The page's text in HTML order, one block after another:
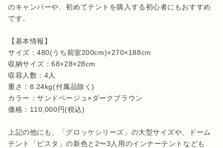
のキャンパーや、初めてテントを購入する初心者にもおすすめ
です。
【基本情報】
サイズ：480(うち前室200cm)×270×188cm
収納サイズ：68×28×28cm
収容人数：4人
重さ：8.24kg(付属品除く)
カラー：サンドベージュ×ダークブラウン
価格：110,000円(税込)
上記の他にも、「グロッケシリーズ」の大型サイズや、ドーム
テント「ピスタ」の新色と2〜3人用のインナーテントなども